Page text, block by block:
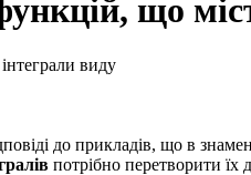
що
виду
до прикладів, що в
потрібно перетворити їх